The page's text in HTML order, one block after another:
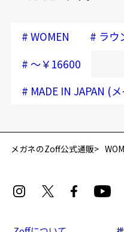
再入荷お知らせメー
# WOMEN # ラウ
# ～￥16600
# MADE IN JAPAN (
メガネのZoff公式通販